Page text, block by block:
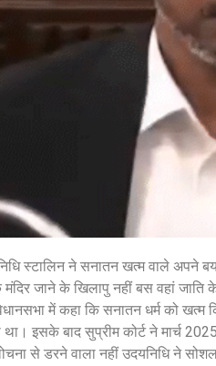
स्टालिन ने सनातन खत्म वाले अपने
जाने के खिलापु नहीं बस वहां जाति
में कहा कि सनातन धर्म को खत्म
था। इसके बाद सुप्रीम कोर्ट ने मार्च
से डरने वाला नहीं उदयनिधि ने
August 7, 2026
शेयर करें -